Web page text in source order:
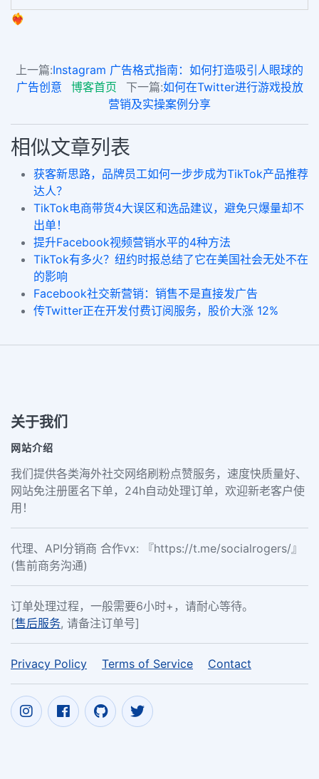
❤️‍🔥
上一篇:Instagram 广告格式指南：如何打造吸引人眼球的
广告创意
博客首页 下一篇:如何在Twitter进行游戏投放
营销及实操案例分享
相似文章列表
获客新思路，品牌员工如何一步步成为TikTok产品推荐
达人？
TikTok电商带货4大误区和选品建议，避免只爆量却不
出单！
提升Facebook视频营销水平的4种方法
TikTok有多火？纽约时报总结了它在美国社会无处不在
的影响
Facebook社交新营销：销售不是直接发广告
传Twitter正在开发付费订阅服务，股价大涨 12%
关于我们
网站介绍
我们提供各类海外社交网络刷粉点赞服务，速度快质量好、
网站免注册匿名下单，24h自动处理订单，欢迎新老客户使
用！
代理、API分销商 合作vx: 『https://t.me/socialrogers/』
(售前商务沟通)
订单处理过程，一般需要6小时+，请耐心等待。
[售后服务, 请备注订单号]
Privacy Policy Terms of Service Contact